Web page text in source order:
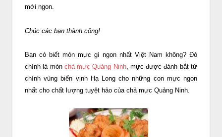
mới ngon.
Chúc các bạn thành công!
Bạn có biết món mực gì ngon nhất Việt Nam không? Đó
chính là món chả mực Quảng Ninh, mực được đánh bắt từ
chính vùng biển vịnh Hạ Long cho những con mực ngon
nhất cho chất lượng tuyệt hảo của chả mực Quảng Ninh.